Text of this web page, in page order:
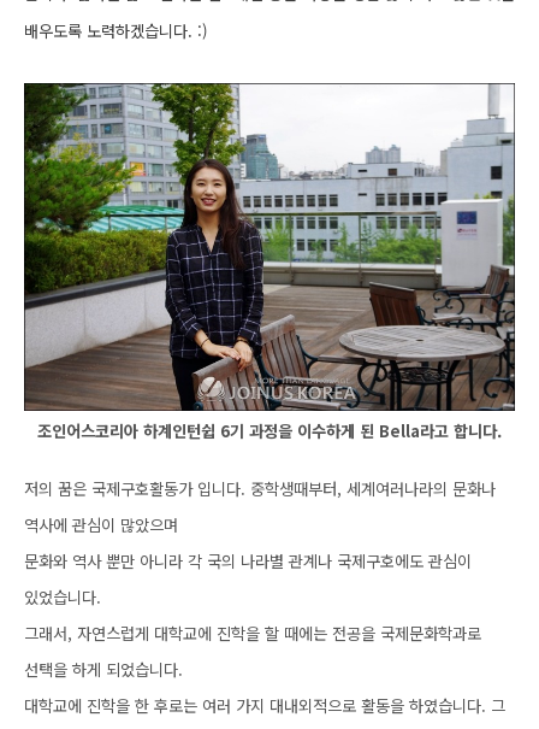
배우도록 노력하겠습니다. :)
조인어스코리아 하계인턴쉽 6기 과정을 이수하게 된 Bella라고 합니다.
저의 꿈은 국제구호활동가 입니다. 중학생때부터, 세계여러나라의 문화나
역사에 관심이 많았으며
문화와 역사 뿐만 아니라 각 국의 나라별 관계나 국제구호에도 관심이
있었습니다.
그래서, 자연스럽게 대학교에 진학을 할 때에는 전공을 국제문화학과로
선택을 하게 되었습니다.
대학교에 진학을 한 후로는 여러 가지 대내외적으로 활동을 하였습니다. 그